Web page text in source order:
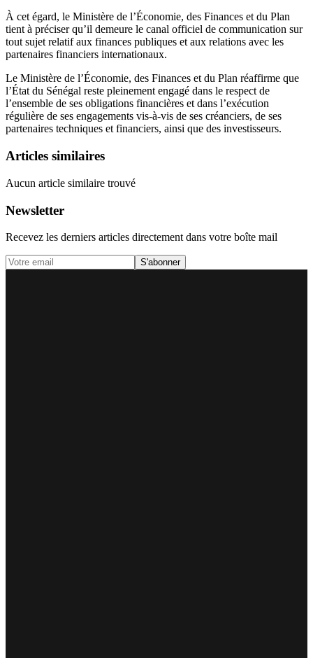
À cet égard, le Ministère de l’Économie, des Finances et du Plan
tient à préciser qu’il demeure le canal officiel de communication sur
tout sujet relatif aux finances publiques et aux relations avec les
partenaires financiers internationaux.
Le Ministère de l’Économie, des Finances et du Plan réaffirme que
l’État du Sénégal reste pleinement engagé dans le respect de
l’ensemble de ses obligations financières et dans l’exécution
régulière de ses engagements vis-à-vis de ses créanciers, de ses
partenaires techniques et financiers, ainsi que des investisseurs.
Articles similaires
Aucun article similaire trouvé
Newsletter
Recevez les derniers articles directement dans votre boîte mail
S'abonner